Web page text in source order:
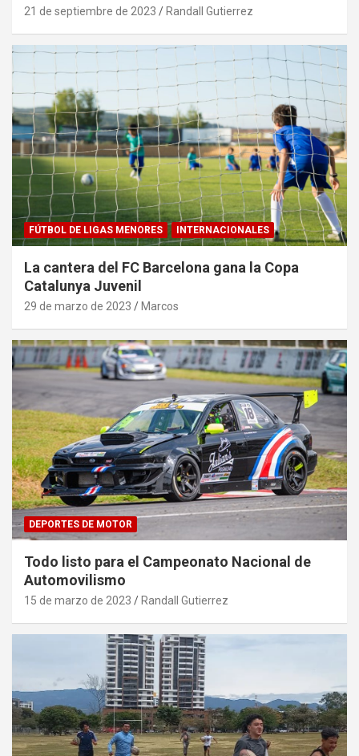
21 de septiembre de 2023 Randall Gutierrez
FÚTBOL DE LIGAS MENORES INTERNACIONALES
La cantera del FC Barcelona gana la Copa
Catalunya Juvenil
29 de marzo de 2023 Marcos
DEPORTES DE MOTOR
Todo listo para el Campeonato Nacional de
Automovilismo
15 de marzo de 2023 Randall Gutierrez